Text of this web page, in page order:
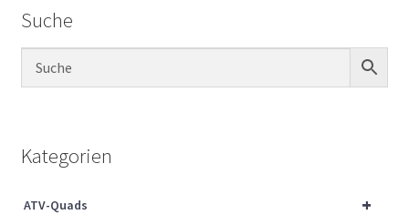
Kontakt
Sachs Ersatzteile
Über uns
Suche
Kategorien
+
ATV-Quads